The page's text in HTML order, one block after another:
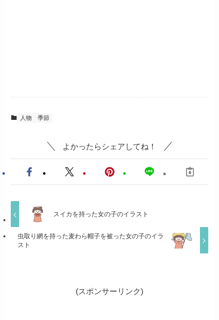
人物 季節
よかったらシェアしてね！
スイカを持った女の子のイラスト
虫取り網を持った麦わら帽子を被った女の子のイラ
スト
(スポンサーリンク)